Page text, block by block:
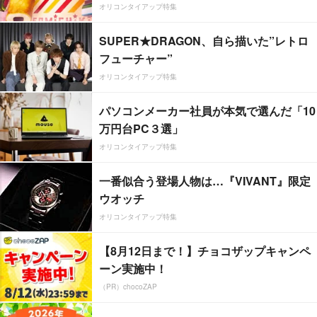
オリコンタイアップ特集
SUPER★DRAGON、自ら描いた”レトロ
フューチャー”
オリコンタイアップ特集
パソコンメーカー社員が本気で選んだ「10
万円台PC３選」
オリコンタイアップ特集
一番似合う登場人物は…『VIVANT』限定
ウオッチ
オリコンタイアップ特集
【8月12日まで！】チョコザップキャンペ
ーン実施中！
（PR）chocoZAP